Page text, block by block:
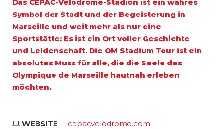
Das CEPAC-Vélodrome-Stadion ist ein wahres
Symbol der Stadt und der Begeisterung in
Marseille und weit mehr als nur eine
Sportstätte: Es ist ein Ort voller Geschichte
und Leidenschaft. Die OM Stadium Tour ist ein
absolutes Muss für alle, die die Seele des
Olympique de Marseille hautnah erleben
möchten.
WEBSITE cepacvelodrome.com